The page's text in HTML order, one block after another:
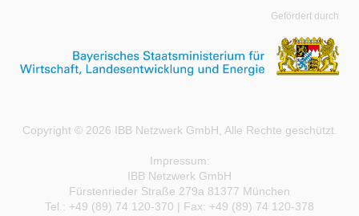
Gefördert durch
Copyright © 2026 IBB Netzwerk GmbH, Alle Rechte geschützt.
Impressum:
IBB Netzwerk GmbH
Fürstenrieder Straße 279a 81377 München
Tel.: +49 (89) 74 120-370 | Fax: +49 (89) 74 120-378